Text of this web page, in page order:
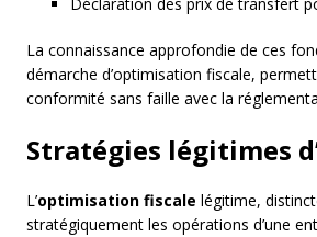
La connaissance approfondie de ces
démarche d’optimisation fiscale,
conformité sans faille avec la
Stratégies légitimes
L’optimisation fiscale légitime,
stratégiquement les opérations d’une